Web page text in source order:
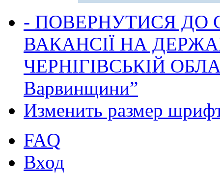
- ПОВЕРНУТИСЯ ДО
ВАКАНСІЇ НА
ЧЕРНІГІВСЬКІЙ
Варвинщини”
Изменить размер
FAQ
Вход